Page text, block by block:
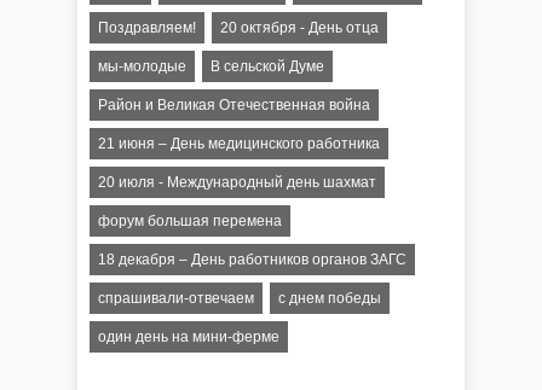
Поздравляем! 20 октября - День отца
мы-молодые В сельской Думе
Район и Великая Отечественная война
21 июня – День медицинского работника
20 июля - Международный день шахмат
форум большая перемена
18 декабря – День работников органов ЗАГС
спрашивали-отвечаем с днем победы
один день на мини-ферме